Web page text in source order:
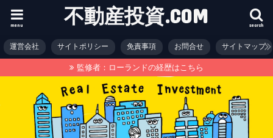
不動産投資.COM search
menu
運営会社 サイトポリシー 免責事項 お問合せ サイトマップ
監修者：ローランドの経歴はこちら